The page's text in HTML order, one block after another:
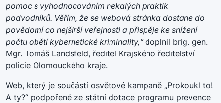
pomoc s vyhodnocováním nekalých praktik
podvodníků. Věřím, že se webová stránka dostane do
povědomí co nejširší veřejnosti a přispěje ke snížení
počtu obětí kybernetické kriminality,“doplnil brig. gen.
Mgr. Tomáš Landsfeld, ředitel Krajského ředitelství
policie Olomouckého kraje.
Web, který je součástí osvětové kampaně „Prokoukl to!
A ty?“ podpořené ze státní dotace programu prevence